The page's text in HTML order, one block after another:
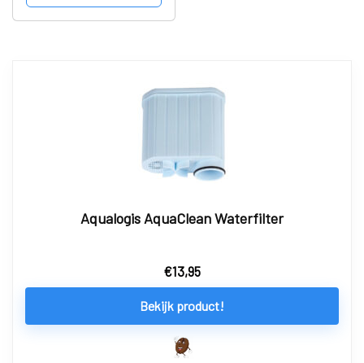
Aqualogis AquaClean Waterfilter
€13,95
Bekijk product!